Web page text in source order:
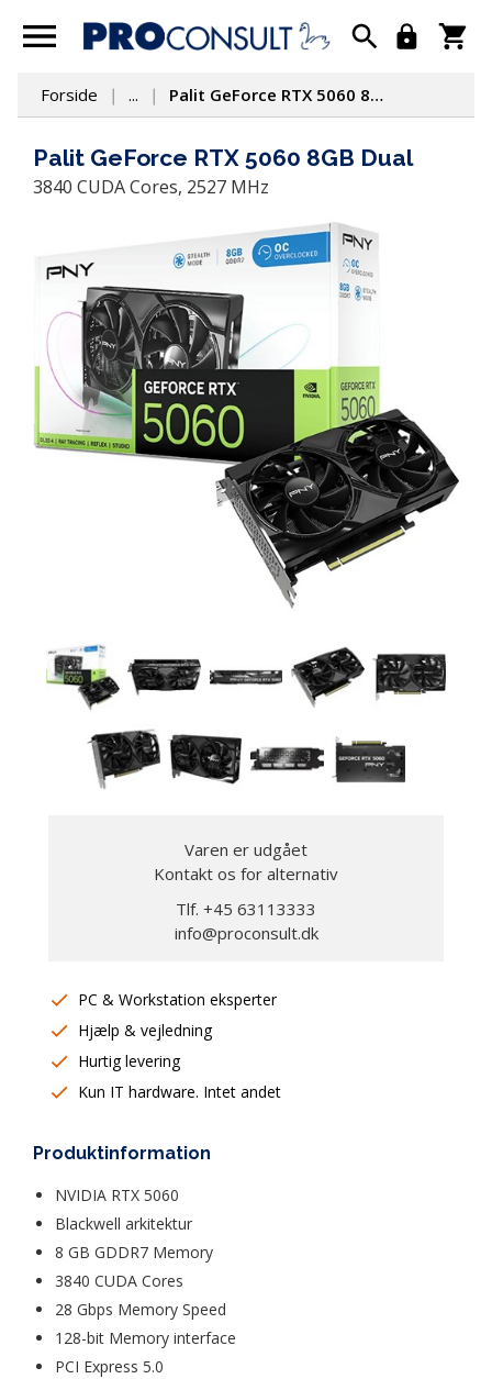
Forside ... Palit GeForce RTX 5060 8GB Dual
Palit GeForce RTX 5060 8GB Dual
3840 CUDA Cores, 2527 MHz
Produktinformation
NVIDIA RTX 5060
Blackwell arkitektur
8 GB GDDR7 Memory
3840 CUDA Cores
28 Gbps Memory Speed
128-bit Memory interface
PCI Express 5.0
Varen er udgået
Kontakt os for alternativ
Tlf. +45 63113333
info@proconsult.dk
PC & Workstation eksperter
Hjælp & vejledning
Hurtig levering
Kun IT hardware. Intet andet